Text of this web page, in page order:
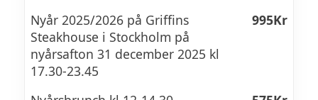
Nyår 2025/2026 på Griffins
Steakhouse i Stockholm på
nyårsafton 31 december 2025 kl
17.30-23.45
995Kr